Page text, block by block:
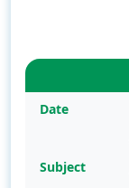
Date
Subject